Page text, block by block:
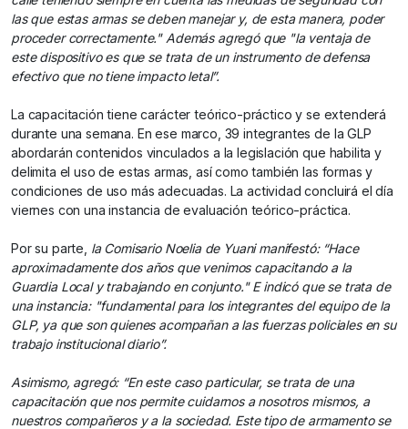
las que estas armas se deben manejar y, de esta manera, poder
proceder correctamente." Además agregó que "la ventaja de
este dispositivo es que se trata de un instrumento de defensa
efectivo que no tiene impacto letal”.
La capacitación tiene carácter teórico-práctico y se extenderá
durante una semana. En ese marco, 39 integrantes de la GLP
abordarán contenidos vinculados a la legislación que habilita y
delimita el uso de estas armas, así como también las formas y
condiciones de uso más adecuadas. La actividad concluirá el día
viernes con una instancia de evaluación teórico-práctica.
Por su parte, la Comisario Noelia de Yuani manifestó: “Hace
aproximadamente dos años que venimos capacitando a la
Guardia Local y trabajando en conjunto." E indicó que se trata de
una instancia: "fundamental para los integrantes del equipo de la
GLP, ya que son quienes acompañan a las fuerzas policiales en su
trabajo institucional diario”.
Asimismo, agregó: “En este caso particular, se trata de una
capacitación que nos permite cuidarnos a nosotros mismos, a
nuestros compañeros y a la sociedad. Este tipo de armamento se